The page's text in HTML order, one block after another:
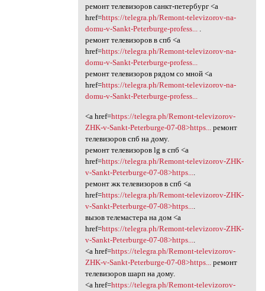
ремонт телевизоров санкт-петербург <a
href=https://telegra.ph/Remont-televizorov-na-
domu-v-Sankt-Peterburge-profess...
ремонт телевизоров в спб <a
href=https://telegra.ph/Remont-televizorov-na-
domu-v-Sankt-Peterburge-profess...
ремонт телевизоров рядом со мной <a
href=https://telegra.ph/Remont-televizorov-na-
domu-v-Sankt-Peterburge-profess...
<a href=https://telegra.ph/Remont-televizorov-
ZHK-v-Sankt-Peterburge-07-08>https...ремонт
телевизоров спб на дому.
ремонт телевизоров lg в спб <a
href=https://telegra.ph/Remont-televizorov-ZHK-
v-Sankt-Peterburge-07-08>https....
ремонт жк телевизоров в спб <a
href=https://telegra.ph/Remont-televizorov-ZHK-
v-Sankt-Peterburge-07-08>https....
вызов телемастера на дом <a
href=https://telegra.ph/Remont-televizorov-ZHK-
v-Sankt-Peterburge-07-08>https....
<a href=https://telegra.ph/Remont-televizorov-
ZHK-v-Sankt-Peterburge-07-08>https...ремонт
телевизоров шарп на дому.
<a href=https://telegra.ph/Remont-televizorov-